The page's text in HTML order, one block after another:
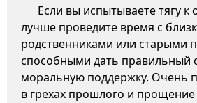
Если вы испытываете тягу
лучше проведите время с
родственниками или старыми
способными дать правильный
моральную поддержку. Очень
в грехах прошлого и